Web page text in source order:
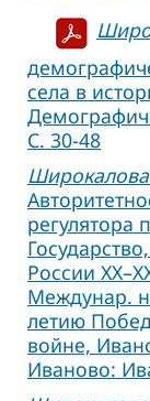
села в
С. 30-48
регулятора
России
Междунар.
летию
войне,
Иваново: